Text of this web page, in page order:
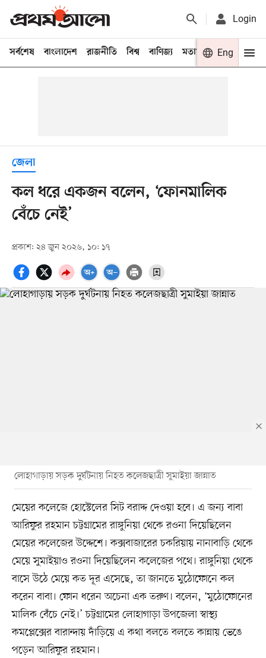
Login
সর্বশেষ বাংলাদেশ রাজনীতি বিশ্ব বাণিজ্য মতামত খেলা
Eng
জেলা
কল ধরে একজন বলেন, ‘ফোনমালিক
বেঁচে নেই’
প্রকাশ: ২৪ জুন ২০২৬, ১০: ১৭
লোহাগাড়ায় সড়ক দুর্ঘটনায় নিহত কলেজছাত্রী সুমাইয়া জান্নাত
মেয়ের কলেজে হোস্টেলের সিট বরাদ্দ দেওয়া হবে। এ জন্য বাবা
আরিফুর রহমান চট্টগ্রামের রাঙ্গুনিয়া থেকে রওনা দিয়েছিলেন
মেয়ের কলেজের উদ্দেশে। কক্সবাজারের চকরিয়ায় নানাবাড়ি থেকে
মেয়ে সুমাইয়াও রওনা দিয়েছিলেন কলেজের পথে। রাঙ্গুনিয়া থেকে
বাসে উঠে মেয়ে কত দূর এসেছে, তা জানতে মুঠোফোনে কল
করেন বাবা। ফোন ধরেন অচেনা এক তরুণ। বলেন, ‘মুঠোফোনের
মালিক বেঁচে নেই।’ চট্টগ্রামের লোহাগাড়া উপজেলা স্বাস্থ্য
কমপ্লেক্সের বারান্দায় দাঁড়িয়ে এ কথা বলতে বলতে কান্নায় ভেঙে
পড়েন আরিফুর রহমান।